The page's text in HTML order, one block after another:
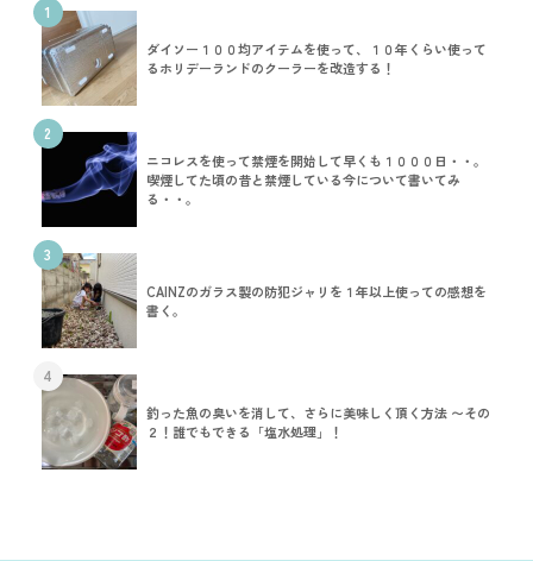
1
ダイソー１００均アイテムを使って、１０年くらい使って
るホリデーランドのクーラーを改造する！
2
ニコレスを使って禁煙を開始して早くも１０００日・・。
喫煙してた頃の昔と禁煙している今について書いてみ
る・・。
3
CAINZのガラス製の防犯ジャリを１年以上使っての感想を
書く。
4
釣った魚の臭いを消して、さらに美味しく頂く方法 〜その
２！誰でもできる「塩水処理」！